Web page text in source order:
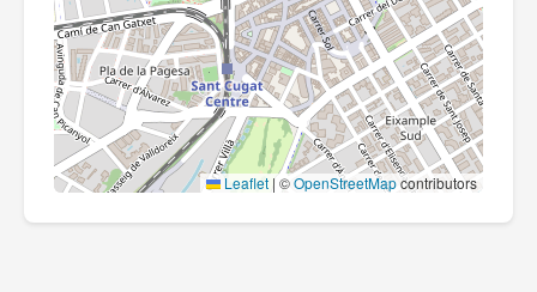
Leaflet | ©OpenStreetMapcontributors